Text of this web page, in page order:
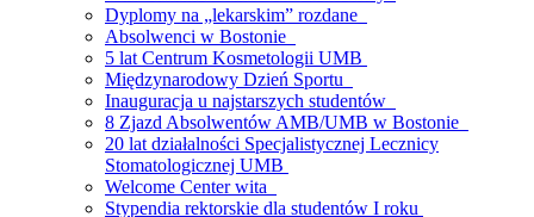
Dyplomy na „lekarskim” rozdane
Absolwenci w Bostonie
5 lat Centrum Kosmetologii UMB
Międzynarodowy Dzień Sportu
Inauguracja u najstarszych studentów
8 Zjazd Absolwentów AMB/UMB w Bostonie
20 lat działalności Specjalistycznej Lecznicy
Stomatologicznej UMB
Welcome Center wita
Stypendia rektorskie dla studentów I roku